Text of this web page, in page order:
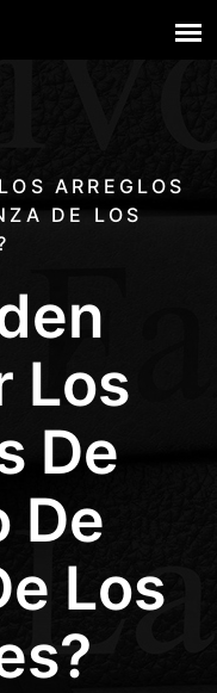
ARREGLOS
DE LOS
Los
De
De
Los